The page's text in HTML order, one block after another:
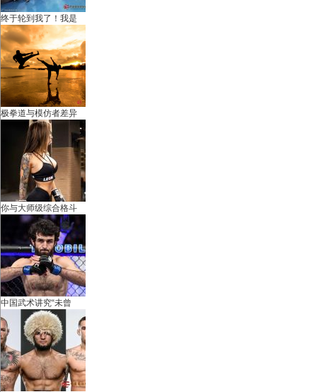
国
武
终于轮到我了！我是
极拳道与模仿者差异
你与大师级综合格斗
中国武术讲究“未曾